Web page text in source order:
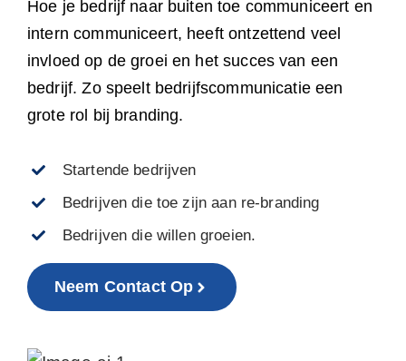
Hoe je bedrijf naar buiten toe communiceert en
intern communiceert, heeft ontzettend veel
invloed op de groei en het succes van een
bedrijf. Zo speelt bedrijfscommunicatie een
grote rol bij branding.
Startende bedrijven
Bedrijven die toe zijn aan re-branding
Bedrijven die willen groeien.
Neem Contact Op